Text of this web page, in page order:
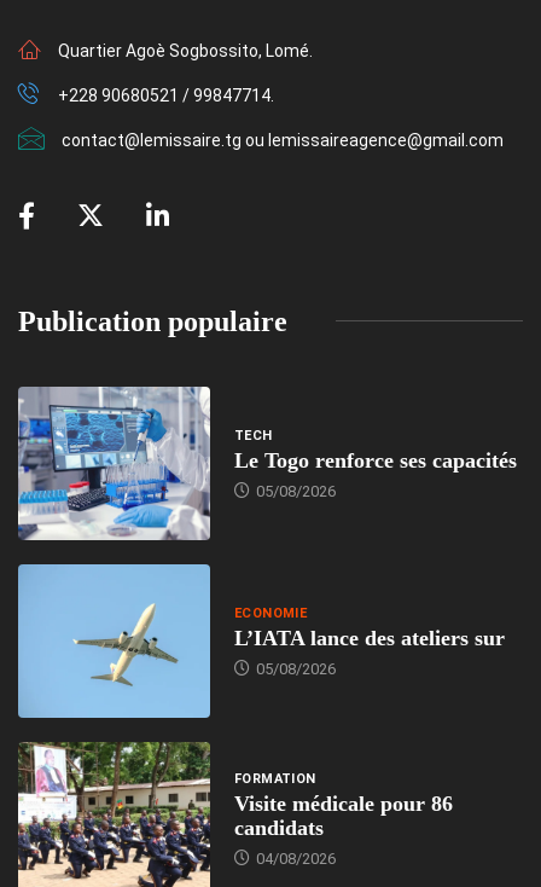
Quartier Agoè Sogbossito, Lomé.
+228 90680521 / 99847714.
contact@lemissaire.tg ou lemissaireagence@gmail.com
Publication populaire
TECH
Le Togo renforce ses capacités
05/08/2026
ECONOMIE
L’IATA lance des ateliers sur
05/08/2026
FORMATION
Visite médicale pour 86
candidats
04/08/2026